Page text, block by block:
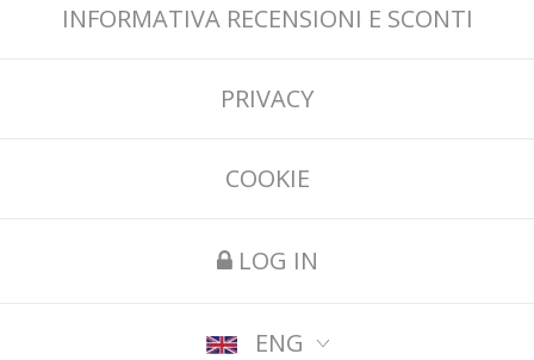
INFORMATIVA RECENSIONI E SCONTI
PRIVACY
COOKIE
LOG IN
ENG